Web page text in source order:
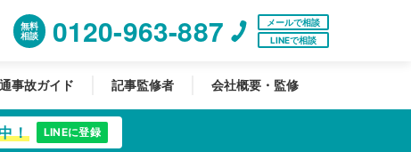
無料
相談
0120-963-887
メールで相談
LINEで相談
事故ガイド 記事監修者 会社概要・監修
！ LINEに登録